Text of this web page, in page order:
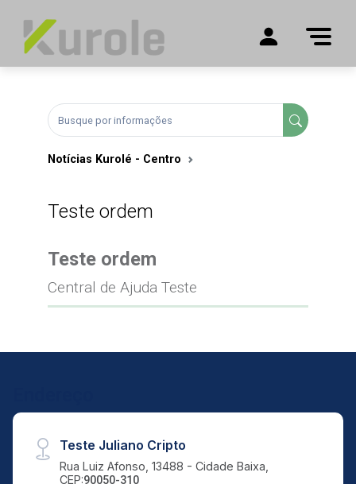
Notícias Kurolé - Centro
Teste ordem
Teste ordem
Central de Ajuda Teste
Teste Juliano Cripto
Rua Luiz Afonso, 13488 - Cidade Baixa,
CEP:90050-310